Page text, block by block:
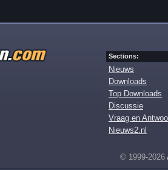
Sections:
Nieuws
Downloads
Top Downloads
Discussie
Vraag en
Nieuws2.nl
© 1999-2026